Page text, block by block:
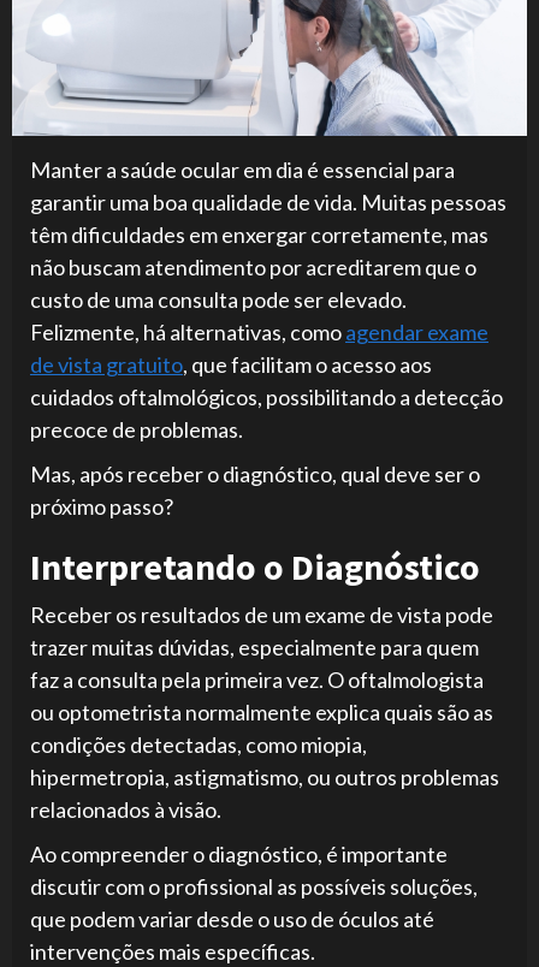
Manter a saúde ocular em dia é essencial para
garantir uma boa qualidade de vida. Muitas pessoas
têm dificuldades em enxergar corretamente, mas
não buscam atendimento por acreditarem que o
custo de uma consulta pode ser elevado.
Felizmente, há alternativas, comoagendar exame
de vista gratuito, que facilitam o acesso aos
cuidados oftalmológicos, possibilitando a detecção
precoce de problemas.
Mas, após receber o diagnóstico, qual deve ser o
próximo passo?
Interpretando o Diagnóstico
Receber os resultados de um exame de vista pode
trazer muitas dúvidas, especialmente para quem
faz a consulta pela primeira vez. O oftalmologista
ou optometrista normalmente explica quais são as
condições detectadas, como miopia,
hipermetropia, astigmatismo, ou outros problemas
relacionados à visão.
Ao compreender o diagnóstico, é importante
discutir com o profissional as possíveis soluções,
que podem variar desde o uso de óculos até
intervenções mais específicas.